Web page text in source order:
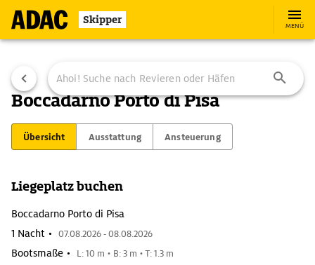
Skipper MENÜ
Boccadarno Porto di Pisa
Übersicht Ausstattung Ansteuerung
Liegeplatz buchen
Boccadarno Porto di Pisa
1 Nacht • 07.08.2026 - 08.08.2026
Bootsmaße • L: 10 m • B: 3 m • T: 1.3 m